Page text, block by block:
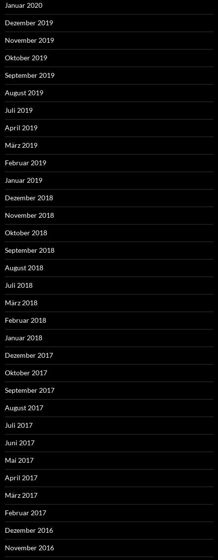
Januar 2020
Dezember 2019
November 2019
Oktober 2019
September 2019
August 2019
Juli 2019
April 2019
März 2019
Februar 2019
Januar 2019
Dezember 2018
November 2018
Oktober 2018
September 2018
August 2018
Juli 2018
März 2018
Februar 2018
Januar 2018
Dezember 2017
Oktober 2017
September 2017
August 2017
Juli 2017
Juni 2017
Mai 2017
April 2017
März 2017
Februar 2017
Dezember 2016
November 2016